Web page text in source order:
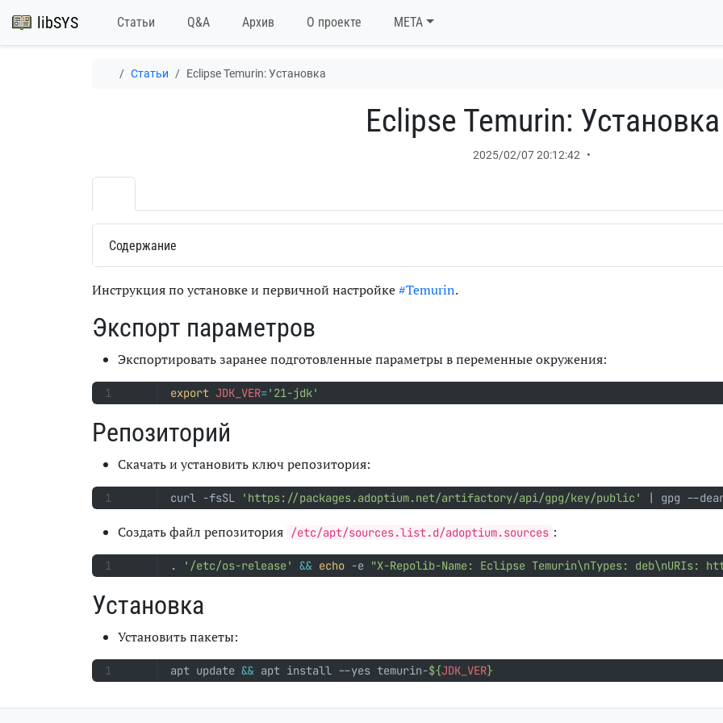
libSYS Статьи Q&A Архив О проекте META
Статьи Eclipse Temurin: Установка
Eclipse Temurin: Установка
2025/02/07 20:12:42 •
Содержание
Инструкция по установке и первичной настройке#Temurin.
Экспорт параметров
Экспортировать заранее подготовленные параметры в переменные окружения:
export JDK_VER='21-jdk'
Репозиторий
Скачать и установить ключ репозитория:
curl -fsSL 'https://packages.adoptium.net/artifactory/api/gpg/key/public' | gpg --
Создать файл репозитория /etc/apt/sources.list.d/adoptium.sources :
. '/etc/os-release' && echo -e "X-Repolib-Name: Eclipse Temurin\nTypes:
Установка
Установить пакеты:
apt update && apt install --yes temurin-${JDK_VER}